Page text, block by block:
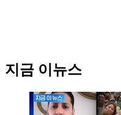
지금 이뉴스